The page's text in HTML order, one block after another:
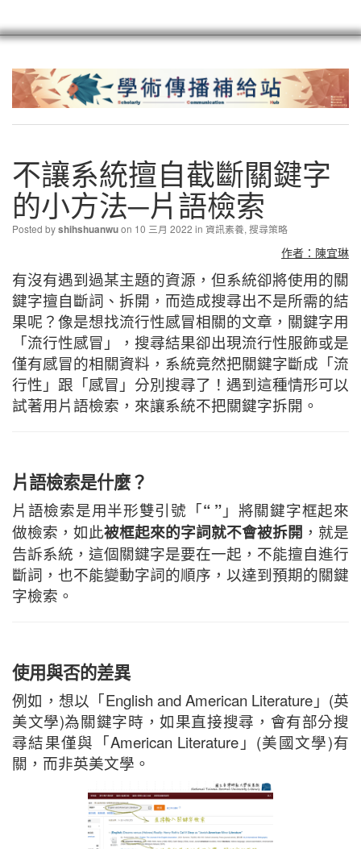
聯繫
不讓系統擅自截斷關鍵字
的小方法─片語檢索
Posted byshihshuanwuon 10 三月 2022 in 資訊素養, 搜尋策略
作者：陳宜琳
有沒有遇到過某主題的資源，但系統卻將使用的關
鍵字擅自斷詞、拆開，而造成搜尋出不是所需的結
果呢？像是想找流行性感冒相關的文章，關鍵字用
「流行性感冒」，搜尋結果卻出現流行性服飾或是
僅有感冒的相關資料，系統竟然把關鍵字斷成「流
行性」跟「感冒」分別搜尋了！遇到這種情形可以
試著用片語檢索，來讓系統不把關鍵字拆開。
片語檢索是什麼？
片語檢索是用半形雙引號「“ ” 」將關鍵字框起來
做檢索，如此被框起來的字詞就不會被拆開 ，就是
告訴系統，這個關鍵字是要在一起，不能擅自進行
斷詞，也不能變動字詞的順序，以達到預期的關鍵
字檢索。
使用與否的差異
例如，想以「English and American Literature」(英
美文學)為關鍵字時，如果直接搜尋，會有部分搜
尋結果僅與「American Literature」(美國文學)有
關，而非英美文學。